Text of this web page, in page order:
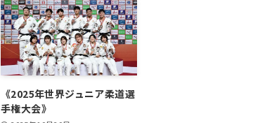
《2025年世界ジュニア柔道選
手権大会》